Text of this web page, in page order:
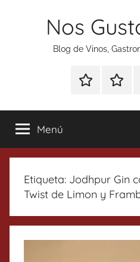
Nos
Blog de Vinos,
Especial
Tonics
Menú
Etiqueta: Jodhpur Gin
Twist de Limon y